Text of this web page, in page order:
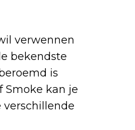
verwennen
bekendste
is
Smoke kan je